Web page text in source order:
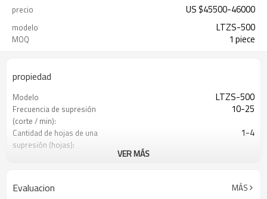
precio US $45500-46000
modelo LTZS-500
MOQ 1 piece
propiedad
Modelo LTZS-500
Frecuencia de supresión
(corte / min):
10-25
Cantidad de hojas de una
supresión (hojas):
1-4
(mm)
VER MÁS
Evaluacion MÁS